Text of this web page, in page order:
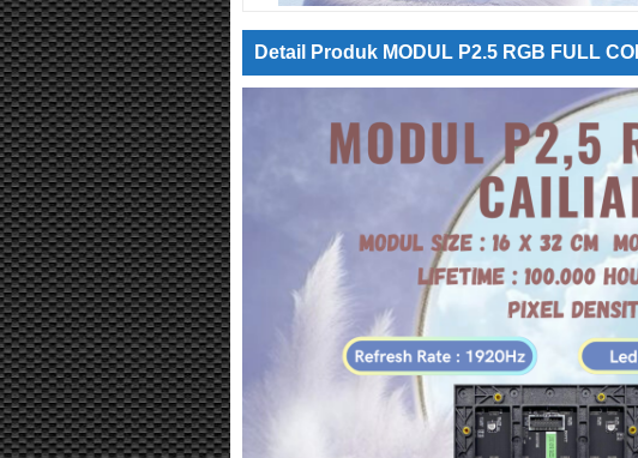
Detail Produk MODUL P2.5 RGB FULL
STROBO MATA P2,5 P2.5
DEVILS EYES TEGANGAN
UNIVERSAL (BISA 12 DAN 24,
BISA RUBAH ANIMASI DAN
TULISAN DARI HAPE)
UKURAN 16X64 CM DENGAN
STROBO MATA P2,5
DEVILS EYES
UNIVERSAL (BISA 12
BISA RUBAH ANIMASI
TULISAN DARI
UKURAN 16X192 CM
BOX 20X196 CM